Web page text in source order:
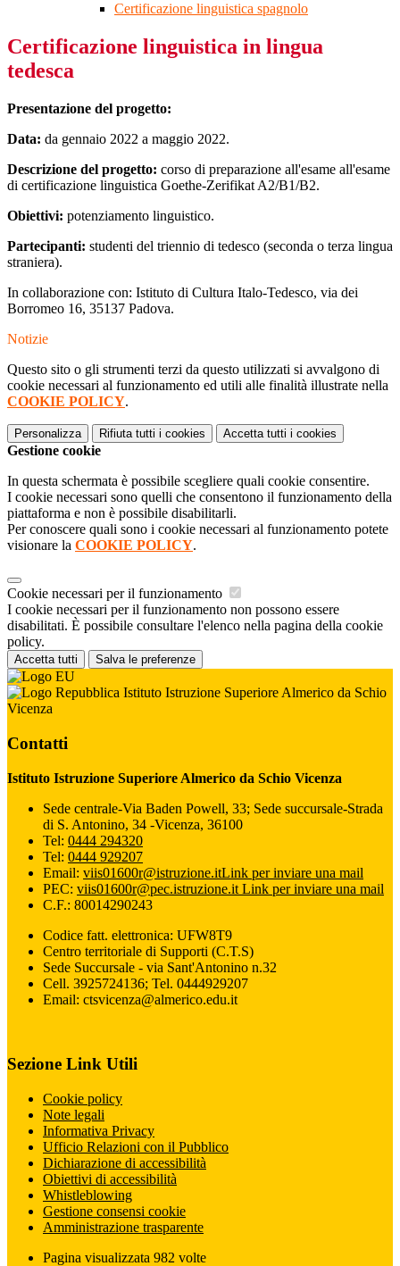
Certificazione linguistica spagnolo
Certificazione linguistica in lingua
tedesca
Presentazione del progetto:
Data: da gennaio 2022 a maggio 2022.
Descrizione del progetto: corso di preparazione all'esame all'esame
di certificazione linguistica Goethe-Zerifikat A2/B1/B2.
Obiettivi: potenziamento linguistico.
Partecipanti: studenti del triennio di tedesco (seconda o terza lingua
straniera).
In collaborazione con: Istituto di Cultura Italo-Tedesco, via dei
Borromeo 16, 35137 Padova.
Notizie
Questo sito o gli strumenti terzi da questo utilizzati si avvalgono di
cookie necessari al funzionamento ed utili alle finalità illustrate nella
COOKIE POLICY.
Personalizza Rifiuta tutti i cookies Accetta tutti i cookies
Gestione cookie
In questa schermata è possibile scegliere quali cookie consentire.
I cookie necessari sono quelli che consentono il funzionamento della
piattaforma e non è possibile disabilitarli.
Per conoscere quali sono i cookie necessari al funzionamento potete
visionare la COOKIE POLICY.
Cookie necessari per il funzionamento
I cookie necessari per il funzionamento non possono essere
disabilitati. È possibile consultare l'elenco nella pagina della cookie
policy.
Accetta tutti Salva le preferenze
Istituto Istruzione Superiore Almerico da Schio
Vicenza
Contatti
Istituto Istruzione Superiore Almerico da Schio Vicenza
Sede centrale-Via Baden Powell, 33; Sede succursale-Strada
di S. Antonino, 34 -Vicenza, 36100
Tel: 0444 294320
Tel: 0444 929207
Email: viis01600r@istruzione.itLink per inviare una mail
PEC: viis01600r@pec.istruzione.it Link per inviare una mail
C.F.: 80014290243
Codice fatt. elettronica: UFW8T9
Centro territoriale di Supporti (C.T.S)
Sede Succursale - via Sant'Antonino n.32
Cell. 3925724136; Tel. 0444929207
Email: ctsvicenza@almerico.edu.it
Sezione Link Utili
Cookie policy
Note legali
Informativa Privacy
Ufficio Relazioni con il Pubblico
Dichiarazione di accessibilità
Obiettivi di accessibilità
Whistleblowing
Gestione consensi cookie
Amministrazione trasparente
Pagina visualizzata 982 volte